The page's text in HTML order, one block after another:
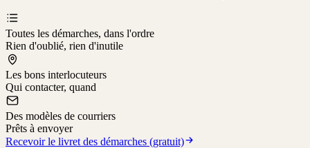
Toutes les démarches, dans l'ordre
Rien d'oublié, rien d'inutile
Les bons interlocuteurs
Qui contacter, quand
Des modèles de courriers
Prêts à envoyer
Recevoir le livret des démarches (gratuit)